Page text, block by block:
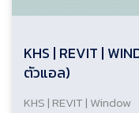
KHS | REVIT |
ตัวแอล)
KHS | REVIT | Window